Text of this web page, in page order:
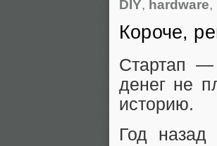
DIY, hardware,
Короче,
Стартап —
денег не
историю.
Год назад